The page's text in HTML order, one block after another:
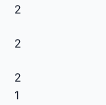
2
2
2
1